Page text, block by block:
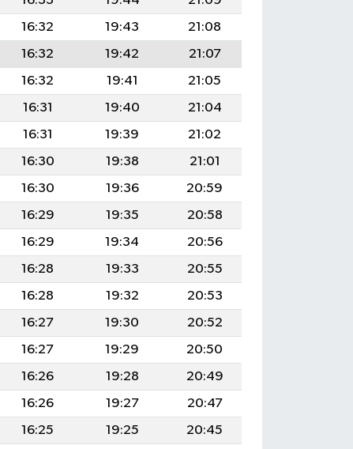
16:32 19:43
21:08
16:32 19:42
21:07
16:32 19:41
21:05
16:31 19:40
21:04
16:31 19:39
21:02
16:30 19:38
21:01
16:30 19:36
20:59
16:29 19:35
20:58
16:29 19:34
20:56
16:28 19:33
20:55
16:28 19:32
20:53
16:27 19:30
20:52
16:27 19:29
20:50
16:26 19:28
20:49
16:26 19:27
20:47
16:25 19:25
20:45